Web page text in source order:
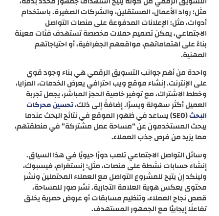
مثل: رواد الأعمال، المستقلين، والشركات الصغيرة. باستخدام
أدوات، مثل: الإعلانات المدفوعة على منصات التواصل
الاجتماعي، يمكن تصميم حملات مخصصة تستهدف فئات معينة
بناءً على اهتماماتهم، مواقعهم الجغرافية، أو احتياجاتهم
المهنية.
واحدة من أهم جوانب التسويق الرقمي هي بناء وجود قوي
على الإنترنت. إنشاء موقع ويب احترافي يعرض الخدمات، المزايا،
وخطط الاشتراك، مع توفير خاصية الحجز المباشر، يجعل تجربة
العميل أكثر سهولة ويسرًا. إضافةً إلى ذلك،تحسين محركات
البحث
(SEO) يساعد في ظهور الموقع في نتائج البحث عندما
يبحث المستخدمون عن “مساحة عمل مشتركة” في منطقتهم،
مما يزيد من فرص جذب العملاء.
وسائل التواصل الاجتماعي تلعب دورًا حيويًا في هذا السياق.
إنشاء حسابات نشطة على منصات، مثل: إنستغرام، فيسبوك،
ولينكد إن يتيح للمشروع التواصل مع العملاء المحتملين ونشر
محتوى يعكس هوية العلامة التجارية. نشر صور للمساحة،
قصص نجاح العملاء، وتنظيم مسابقات أو عروض حصرية يخلق
تفاعلًا إيجابيًا مع الجمهور المستهدف.